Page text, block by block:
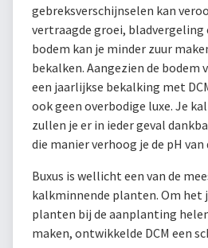
gebreksverschijnselen kan
vertraagde groei, bladvergeling
bodem kan je minder zuur
bekalken. Aangezien de bodem
een jaarlijkse bekalking met
ook geen overbodige luxe. Je
zullen je er in ieder geval
die manier verhoog je de pH van
Buxus is wellicht een van de
kalkminnende planten. Om het
planten bij de aanplanting
maken, ontwikkelde DCM een